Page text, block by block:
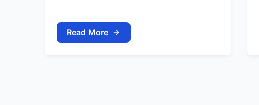
Read More